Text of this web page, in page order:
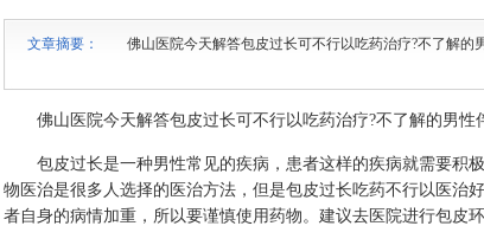
文章摘要： 佛山医院今天解答包皮过长可不行以吃药治疗?不了解的男
佛山医院今天解答包皮过长可不行以吃药治疗?不了解的男性
包皮过长是一种男性常见的疾病，患者这样的疾病就需要积
物医治是很多人选择的医治方法，但是包皮过长吃药不行以医治
者自身的病情加重，所以要谨慎使用药物。建议去医院进行包皮环